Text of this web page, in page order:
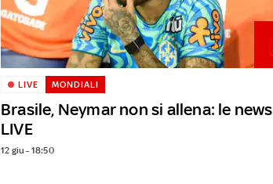
Brasile, Neymar non si allena: le news
LIVE
LIVE MONDIALI
12 giu - 18:50